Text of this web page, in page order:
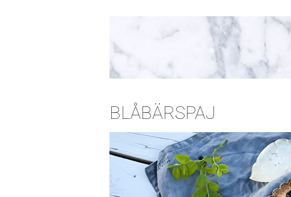
BLÅBÄRSPAJ